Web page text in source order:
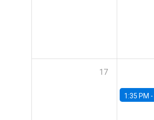
17
1:35 PM -